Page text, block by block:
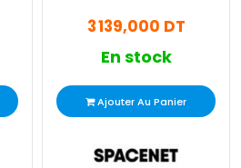
3 139,000 DT
En stock
Ajouter Au Panier